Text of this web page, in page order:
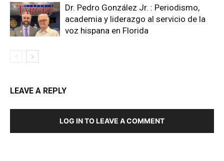
Dr. Pedro González Jr. : Periodismo,
academia y liderazgo al servicio de la
voz hispana en Florida
LEAVE A REPLY
LOG IN TO LEAVE A COMMENT